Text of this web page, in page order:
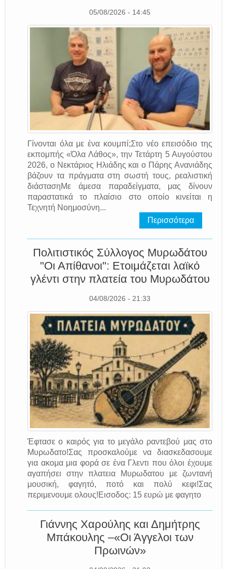
05/08/2026 - 14:45
Γίνονται όλα με ένα κουμπί;Στο νέο επεισόδιο της
εκπομπής «Όλα Λάθος», την Τετάρτη 5 Αυγούστου
2026, ο Νεκτάριος Ηλιάδης και ο Πάρης Ανανιάδης
βάζουν τα πράγματα στη σωστή τους, ρεαλιστική
διάστασηΜε άμεσα παραδείγματα, μας δίνουν
παραστατικά το πλαίσιο στο οποίο κινείται η
Τεχνητή Νοημοσύνη...
Περισσότερα
Πολιτιστικός Σύλλογος Μυρωδάτου
"Οι Απίθανοι": Ετοιμάζεται λαϊκό
γλέντι στην πλατεία του Μυρωδάτου
04/08/2026 - 21:33
Έφτασε ο καιρός για το μεγάλο ραντεβού μας στο
Μυρωδατο!Σας προσκαλούμε να διασκεδασουμε
για ακομα μια φορά σε ένα Γλεντι που όλοι έχουμε
αγαπήσει στην πλατεια Μυρωδατου με ζωντανή
μουσική, φαγητό, ποτό και πολύ κεφι!Σας
περιμενουμε ολους!Εισοδος: 15 ευρώ με φαγητο
Γιάννης Χαρούλης και Δημήτρης
Μπάκουλης –«Οι Άγγελοι των
Πρωινών»